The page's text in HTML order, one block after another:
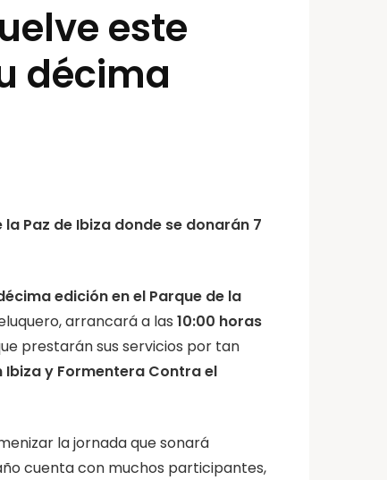
este
décima
Paz de Ibiza donde se donarán 7
edición en el Parque de la
arrancará a las 10:00 horas
prestarán sus servicios por tan
Ibiza y Formentera Contra el
la jornada que sonará
cuenta con muchos participantes,